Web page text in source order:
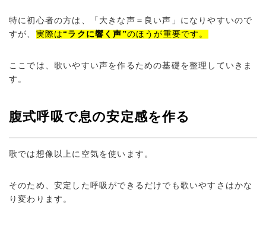
特に初心者の方は、「大きな声＝良い声」になりやすいので
すが、 実際は“ラクに響く声”のほうが重要です。
ここでは、歌いやすい声を作るための基礎を整理していきま
す。
腹式呼吸で息の安定感を作る
歌では想像以上に空気を使います。
そのため、安定した呼吸ができるだけでも歌いやすさはかな
り変わります。